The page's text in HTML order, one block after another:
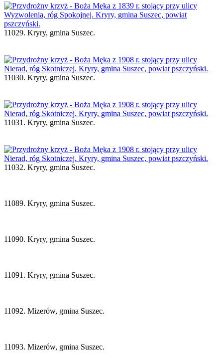
11029. Kryry, gmina Suszec.
11030. Kryry, gmina Suszec.
11031. Kryry, gmina Suszec.
11032. Kryry, gmina Suszec.
11089. Kryry, gmina Suszec.
11090. Kryry, gmina Suszec.
11091. Kryry, gmina Suszec.
11092. Mizerów, gmina Suszec.
11093. Mizerów, gmina Suszec.